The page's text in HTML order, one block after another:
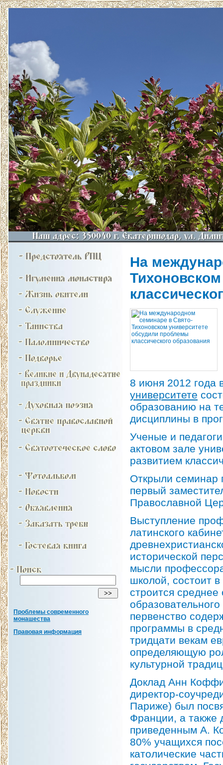
Проблемы современного
монашества
Правовая информация
На
8 июня 2012 года
университете
образованию на
дисциплины в
Ученые и
актовом зале
развитием
Открыли семинар
первый
Православной
Выступление
латинского
исторической
мысли
школой, состоит
строится
первенство
программы в
тридцати векам
определяющую
культурной
Доклад Анн
директор-
Париже) был
Франции, а также
приведенным А.
80% учащихся
католические